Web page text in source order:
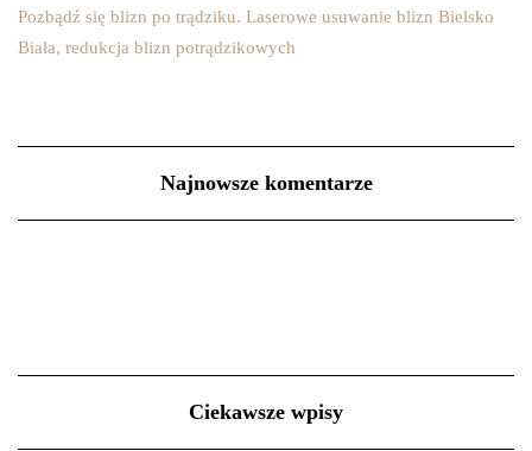
Pozbądź się blizn po trądziku. Laserowe usuwanie blizn Bielsko
Biała, redukcja blizn potrądzikowych
Najnowsze komentarze
Ciekawsze wpisy